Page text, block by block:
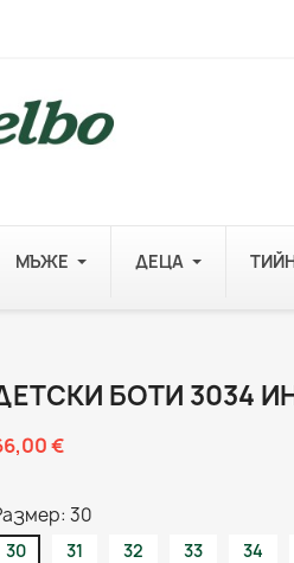
МЪЖЕ ДЕЦА
БОТИ 3034
€
30
30 31 32 33 34